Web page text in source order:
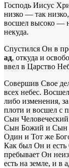
Господь Иисус
низко — так
восшел высоко —
некуда.
Спустился Он в
ад, откуда и
ввел в Царство
Совершив Свое
всех небес.
либо изменения,
плоти и восшел с
Сын
Сын Божий и Сын
Один и Тот же
Как был Он и есть
пребывает Он
есть на земле, и в